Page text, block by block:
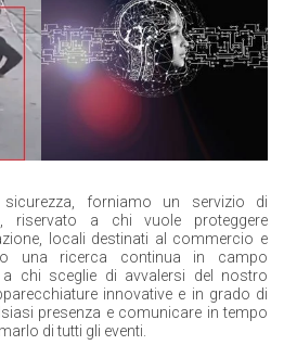
forniamo un servizio di
riservato a chi vuole proteggere
locali destinati al commercio e
una ricerca continua in campo
chi sceglie di avvalersi del nostro
innovative e in grado di
presenza e comunicare in tempo
di tutti gli eventi.